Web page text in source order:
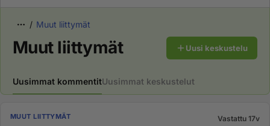
Muut liittymät
Muut liittymät Uusi keskustelu
Uusimmat kommentitUusimmat keskustelut
MUUT LIITTYMÄT Vastattu 17v